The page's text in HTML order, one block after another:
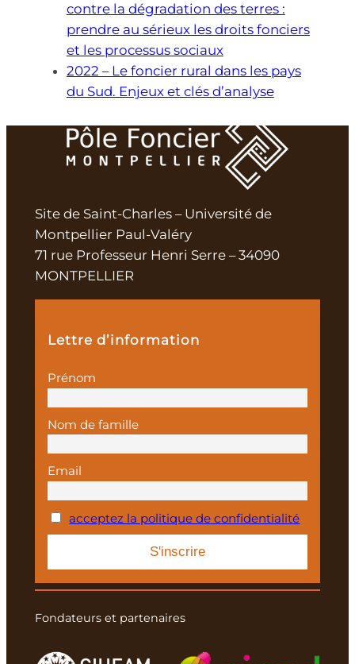
contre la dégradation des terres :
prendre au sérieux les droits fonciers
et les processus sociaux
2022 – Le foncier rural dans les pays
du Sud. Enjeux et clés d’analyse
Site de Saint-Charles – Université de
Montpellier Paul-Valéry
71 rue Professeur Henri Serre – 34090
MONTPELLIER
Lettre d’information
Prénom
Nom de famille
Email
acceptez la politique de confidentialité
Fondateurs et partenaires